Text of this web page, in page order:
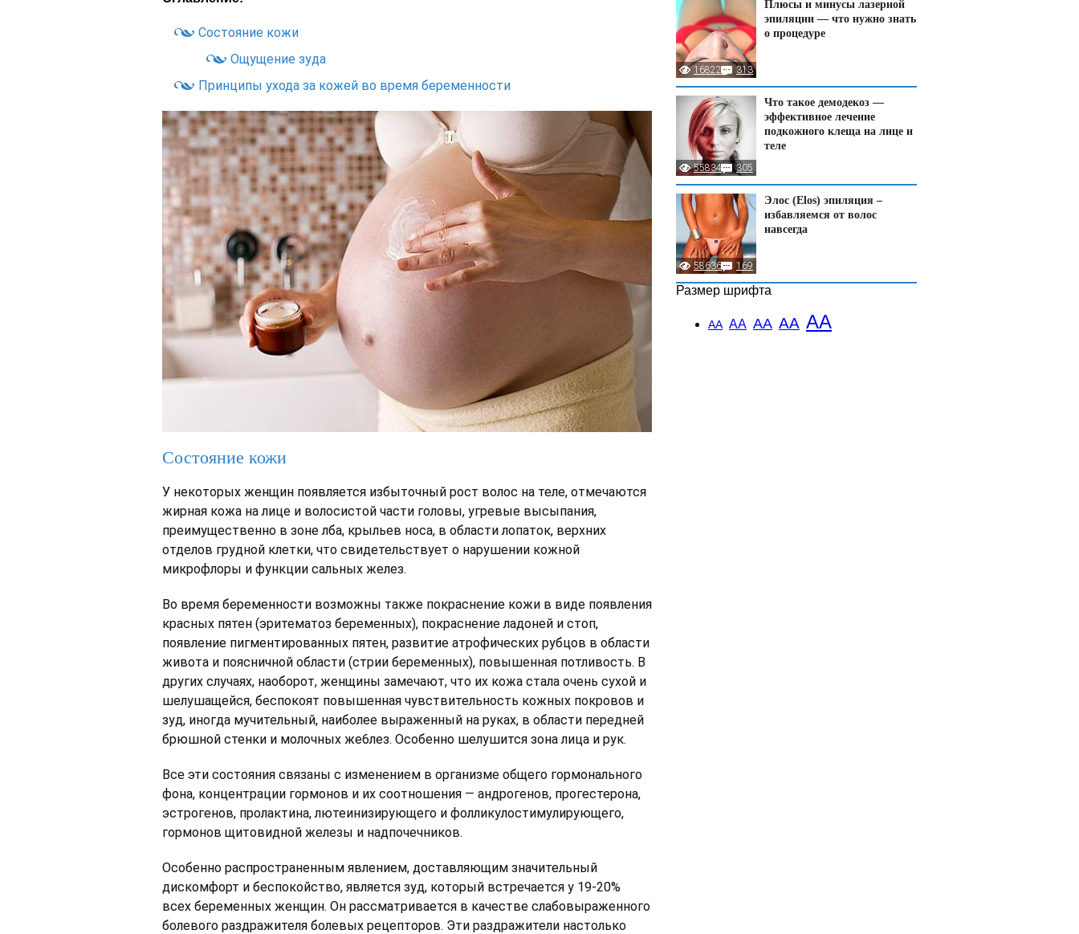
Состояние кожи
Ощущение зуда
Принципы ухода за кожей во время беременности
Состояние кожи
У некоторых женщин появляется избыточный рост волос на теле, отмечаются
жирная кожа на лице и волосистой части головы, угревые высыпания,
преимущественно в зоне лба, крыльев носа, в области лопаток, верхних
отделов грудной клетки, что свидетельствует о нарушении кожной
микрофлоры и функции сальных желез.
Во время беременности возможны также покраснение кожи в виде появления
красных пятен (эритематоз беременных), покраснение ладоней и стоп,
появление пигментированных пятен, развитие атрофических рубцов в области
живота и поясничной области (стрии беременных), повышенная потливость. В
других случаях, наоборот, женщины замечают, что их кожа стала очень сухой и
шелушащейся, беспокоят повышенная чувствительность кожных покровов и
зуд, иногда мучительный, наиболее выраженный на руках, в области передней
брюшной стенки и молочных же6лез. Особенно шелушится зона лица и рук.
Все эти состояния связаны с изменением в организме общего гормонального
фона, концентрации гормонов и их соотношения — андрогенов, прогестерона,
эстрогенов, пролактина, лютеинизирующего и фолликулостимулирующего,
гормонов щитовидной железы и надпочечников.
Особенно распространенным явлением, доставляющим значительный
дискомфорт и беспокойство, является зуд, который встречается у 19-20%
всех беременных женщин. Он рассматривается в качестве слабовыраженного
болевого раздражителя болевых рецепторов. Эти раздражители настолько
168220 313
Плюсы и минусы лазерной
эпиляции — что нужно знать
о процедуре
55834 305
Что такое демодекоз —
эффективное лечение
подкожного клеща на лице и
теле
58636 169
Элос (Elos) эпиляция –
избавляемся от волос
навсегда
Размер шрифта
АА АА АА АА АА